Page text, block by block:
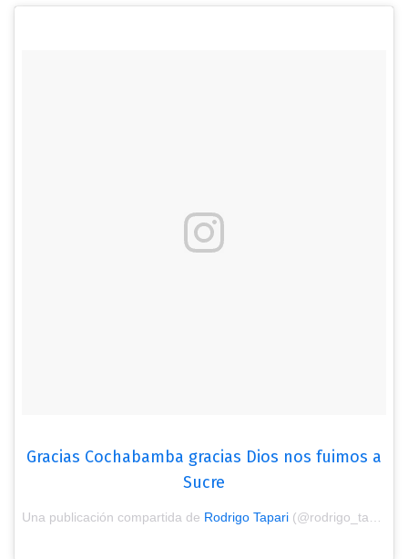
Gracias Cochabamba gracias Dios nos fuimos a
Sucre
Una publicación compartida de Rodrigo Tapari (@rodrigo_tapari_oficial) el